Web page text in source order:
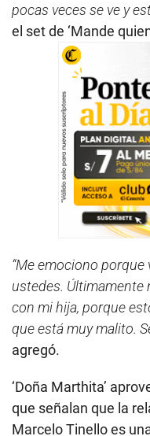
pocas veces se ve y
el set de ‘Mande
“Me emociono
ustedes. Últimamente
con mi hija, porque
que está muy malito.
agregó.
‘Doña Marthita’
que señalan que la
Marcelo Tinello es